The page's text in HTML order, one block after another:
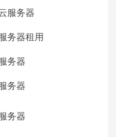
服务器
务器租用
务器
务器
务器